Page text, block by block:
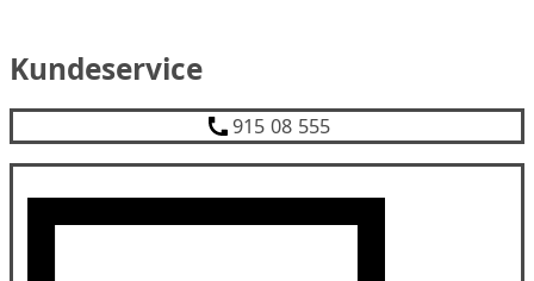
Kundeservice
915 08 555